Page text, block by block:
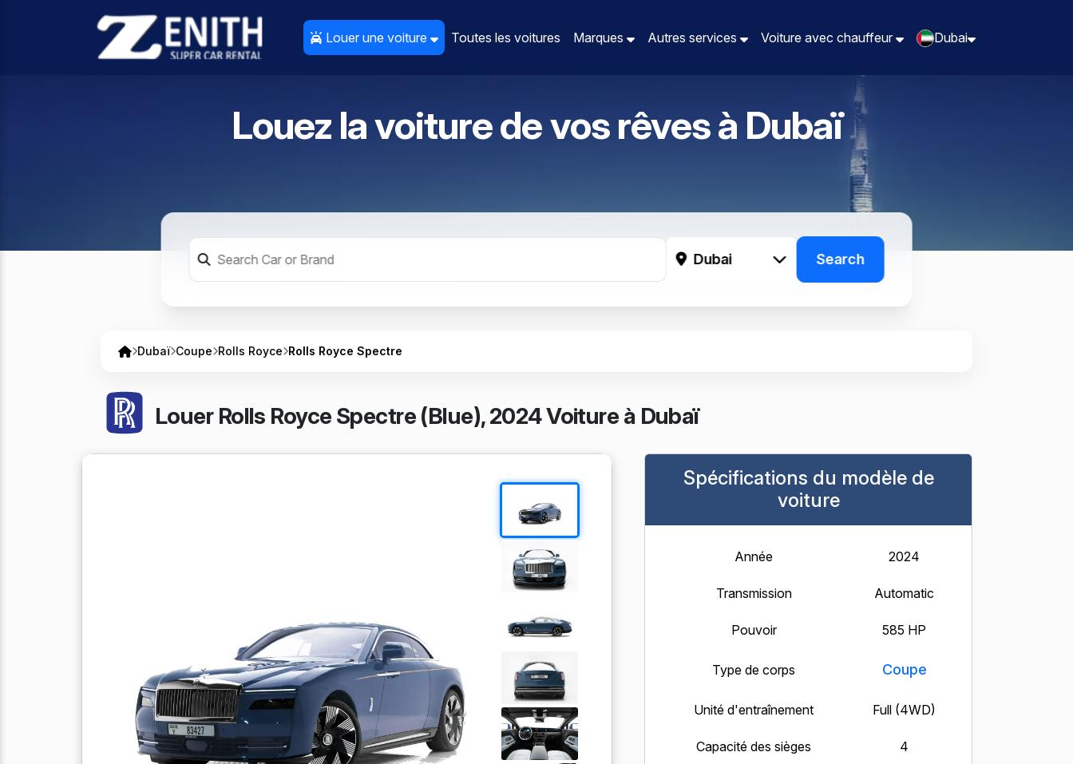
Louer une voiture Toutes les voitures Marques Autres services Voiture avec chauffeur Dubai
Louer une voiture Toutes les voitures Marques Autres services Voiture avec chauffeur Dubai
Louez la voiture de vos rêves à Dubaï
Dubai Search
Dubaï Coupe Rolls Royce Rolls Royce Spectre
Louer Rolls Royce Spectre (Blue), 2024 Voiture à Dubaï
Spécifications du modèle de
voiture
Année 2024
Transmission Automatic
Pouvoir 585 HP
Type de corps Coupe
Unité d'entraînement Full (4WD)
Capacité des sièges 4